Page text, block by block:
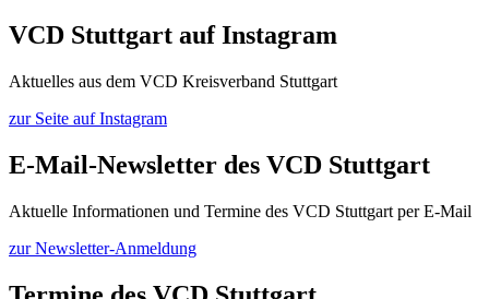
VCD Stuttgart auf Instagram
Aktuelles aus dem VCD Kreisverband Stuttgart
zur Seite auf Instagram
E-Mail-Newsletter des VCD Stuttgart
Aktuelle Informationen und Termine des VCD Stuttgart per E-Mail
zur Newsletter-Anmeldung